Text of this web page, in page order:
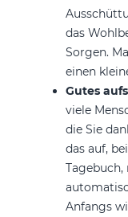
das
Sorgen.
einen
Gutes
viele
die Sie
das auf,
Tagebuch,
Anfangs